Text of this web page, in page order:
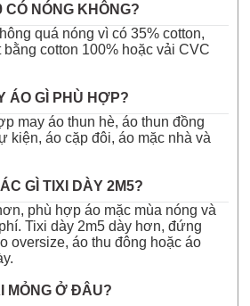
CÓ NÓNG KHÔNG?
quá nóng vì có 35% cotton,
cotton 100% hoặc vải CVC
ÁO GÌ PHÙ HỢP?
may áo thun hè, áo thun đồng
kiện, áo cặp đôi, áo mặc nhà và
GÌ TIXI DÀY 2M5?
phù hợp áo mặc mùa nóng và
Tixi dày 2m5 dày hơn, đứng
oversize, áo thu đông hoặc áo
MỎNG Ở ĐÂU?